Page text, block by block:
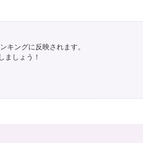
キングに反映されます。
ましょう！